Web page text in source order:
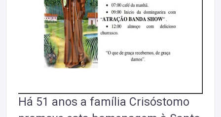
Há 51 anos a família Crisóstomo